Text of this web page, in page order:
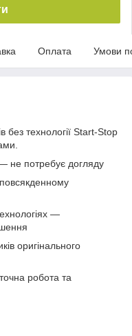
Оплата Умови
без технології Start-Stop
не потребує догляду
—
оригінального
робота та